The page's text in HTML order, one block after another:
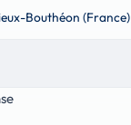
Bouthéon (France)